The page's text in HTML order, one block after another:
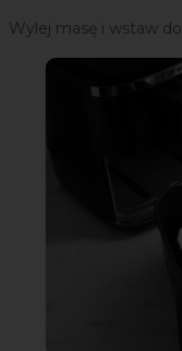
Wylej masę i wstaw do